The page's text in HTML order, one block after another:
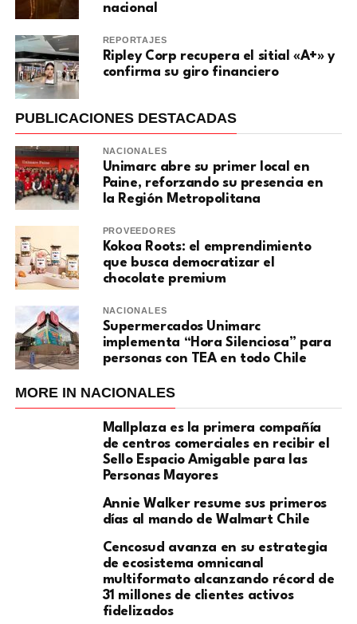
nacional
REPORTAJES
Ripley Corp recupera el sitial «A+» y
confirma su giro financiero
PUBLICACIONES DESTACADAS
NACIONALES
Unimarc abre su primer local en
Paine, reforzando su presencia en
la Región Metropolitana
PROVEEDORES
Kokoa Roots: el emprendimiento
que busca democratizar el
chocolate premium
NACIONALES
Supermercados Unimarc
implementa “Hora Silenciosa” para
personas con TEA en todo Chile
MORE IN NACIONALES
Mallplaza es la primera compañía
de centros comerciales en recibir el
Sello Espacio Amigable para las
Personas Mayores
Annie Walker resume sus primeros
días al mando de Walmart Chile
Cencosud avanza en su estrategia
de ecosistema omnicanal
multiformato alcanzando récord de
31 millones de clientes activos
fidelizados